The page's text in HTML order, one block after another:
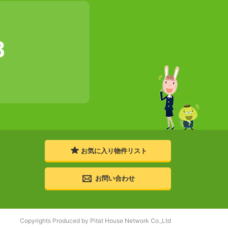
お気に入り物件リスト
お問い合わせ
Copyrights Produced by Pitat House Network Co.,Ltd